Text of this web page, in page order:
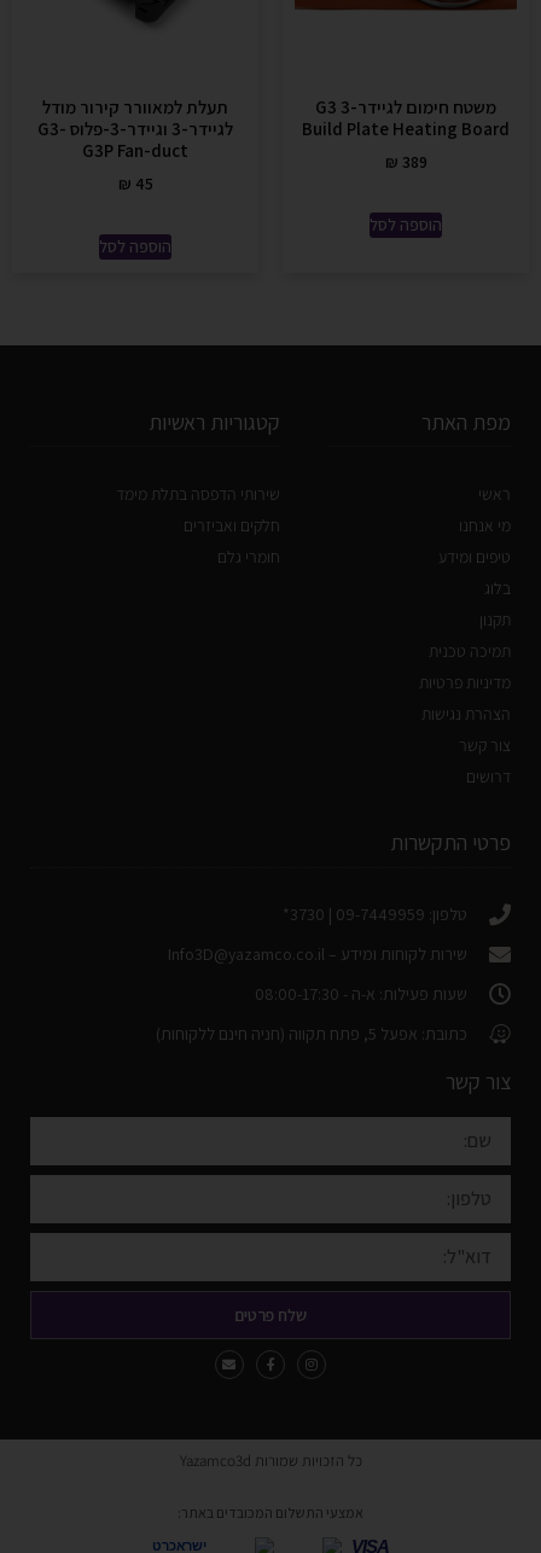
משטח חימום לגיידר-3 G3
Build Plate Heating Board
₪ 389
הוספה לסל
תעלת למאוורר קירור מודל
לגיידר-3 וגיידר-3-פלוס G3-
G3P Fan-duct
₪ 45
הוספה לסל
מפת האתר
ראשי
מי אנחנו
טיפים ומידע
בלוג
תקנון
תמיכה טכנית
מדיניות פרטיות
הצהרת נגישות
צור קשר
דרושים
קטגוריות ראשיות
שירותי הדפסה בתלת מימד
חלקים ואביזרים
חומרי גלם
פרטי התקשרות
טלפון: 09-7449959 | 3730*
שירות לקוחות ומידע – Info3D@yazamco.co.il
שעות פעילות: א-ה - 08:00-17:30
כתובת: אפעל 5, פתח תקווה (חניה חינם ללקוחות)
צור קשר
שלח פרטים
כל הזכויות שמורות Yazamco3d
אמצעי התשלום המכובדים באתר:
VISA ישראכרט